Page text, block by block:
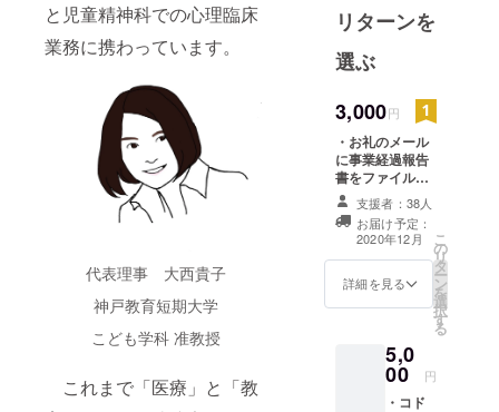
と児童精神科での心理臨床
業務に携わっています。
代表理事 大西貴子
神戸教育短期大学
こども学科 准教授
これまで「医療」と「教
ども学科/准
教授
・臨床心理
士/公認心理
師
職歴：
・奈良県立
医科大学 附
属病院精神
・奈良教育
育講座 障害
児心理学分
リターンを
選ぶ
3,000円
・お礼のメール
に事業経過報告
書をファイル添
付してお届けし
ます。支援者：38人
お届け予定：
2020年12月
詳細を見る
こ
の
リ
タ
ー
ン
を
選
択
す
る
5,0
00 円
・コド